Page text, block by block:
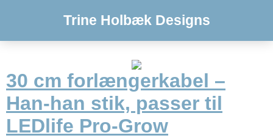
Trine Holbæk Designs
30 cm forlængerkabel –
Han-han stik, passer til
LEDlife Pro-Grow